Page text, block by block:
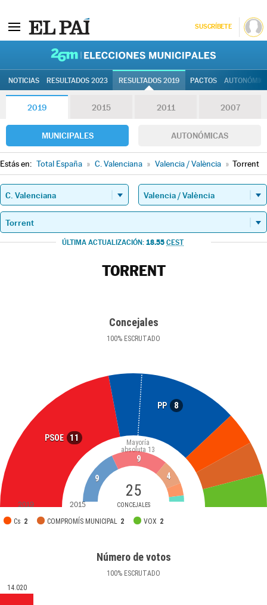
SUSCRÍBETE
NOTICIAS RESULTADOS 2023 RESULTADOS 2019 PACTOS
2019 2015 2011 2007
MUNICIPALES AUTONÓMICAS
Estás en: Total España » C. Valenciana » Valencia / València » Torrent
ÚLTIMA ACTUALIZACIÓN: 18.55 CEST
TORRENT
Concejales
100% ESCRUTADO
PSOE 11
PP 8
25
CONCEJALES
Mayoría
absoluta 13
Cs 2 COMPROMÍS MUNICIPAL 2 VOX 2
9
9
4
2019 2015
Número de votos
100% ESCRUTADO
14.020